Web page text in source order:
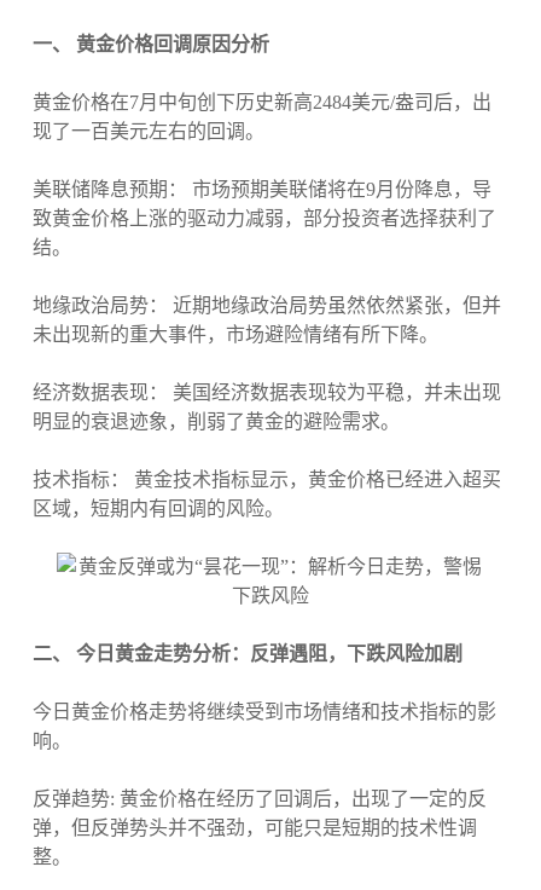
一、 黄金价格回调原因分析
黄金价格在7月中旬创下历史新高2484美元/盎司后，出
现了一百美元左右的回调。
美联储降息预期： 市场预期美联储将在9月份降息，导
致黄金价格上涨的驱动力减弱，部分投资者选择获利了
结。
地缘政治局势： 近期地缘政治局势虽然依然紧张，但并
未出现新的重大事件，市场避险情绪有所下降。
经济数据表现： 美国经济数据表现较为平稳，并未出现
明显的衰退迹象，削弱了黄金的避险需求。
技术指标： 黄金技术指标显示，黄金价格已经进入超买
区域，短期内有回调的风险。
二、 今日黄金走势分析：反弹遇阻，下跌风险加剧
今日黄金价格走势将继续受到市场情绪和技术指标的影
响。
反弹趋势: 黄金价格在经历了回调后，出现了一定的反
弹，但反弹势头并不强劲，可能只是短期的技术性调
整。